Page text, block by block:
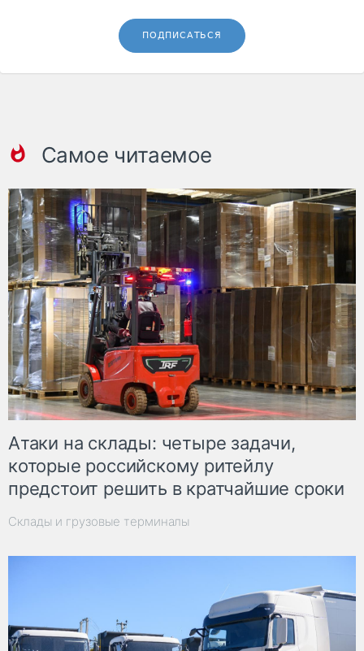
ПОДПИСАТЬСЯ
Самое читаемое
Атаки на склады: четыре задачи,
которые российскому ритейлу
предстоит решить в кратчайшие сроки
Склады и грузовые терминалы